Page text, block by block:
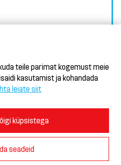
ALLERGEENIDE KOHTA
teile parimat kogemust meie
kasutamist ja kohandada
leiate siit
küpsistega
seadeid